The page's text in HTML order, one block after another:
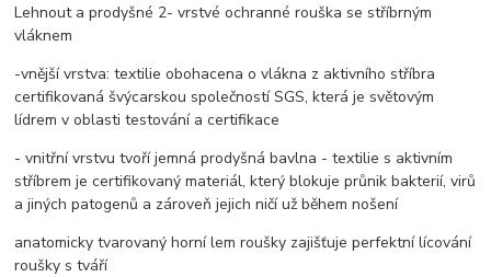
Lehnout a prodyšné 2- vrstvé ochranné rouška se stříbrným
vláknem
-vnější vrstva: textilie obohacena o vlákna z aktivního stříbra
certifikovaná švýcarskou společností SGS, která je světovým
lídrem v oblasti testování a certifikace
- vnitřní vrstvu tvoří jemná prodyšná bavlna - textilie s aktivním
stříbrem je certifikovaný materiál, který blokuje průnik bakterií, virů
a jiných patogenů a zároveň jejich ničí už během nošení
anatomicky tvarovaný horní lem roušky zajišťuje perfektní lícování
roušky s tváří